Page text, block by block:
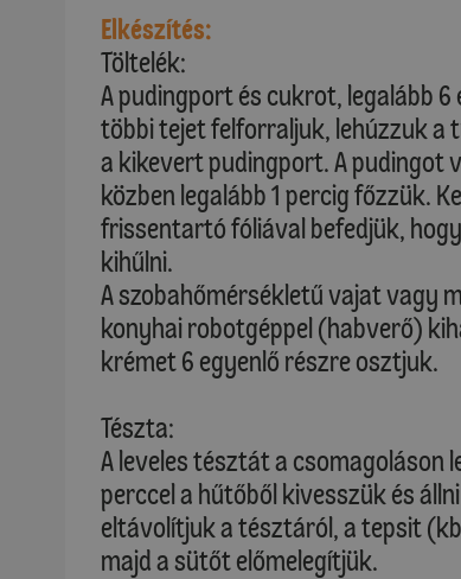
Elkészítés:
Töltelék:
A pudingport és cukrot, legalább
többi tejet felforraljuk, lehúzzuk a
a kikevert pudingport. A pudingot
közben legalább 1 percig főzzük.
frissentartó fóliával befedjük,
kihűlni.
A szobahőmérsékletű vajat vagy
konyhai robotgéppel (habverő)
krémet 6 egyenlő részre osztjuk.
Tészta:
A leveles tésztát a csomagoláson
perccel a hűtőből kivesszük és
eltávolítjuk a tésztáról, a tepsit
majd a sütőt előmelegítjük.